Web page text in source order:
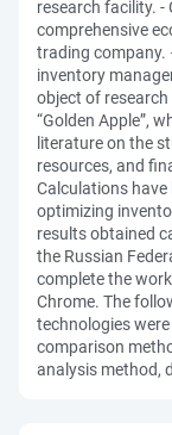
research facility. -
comprehensive
trading company.
inventory
object of
“Golden Apple”,
literature on the
resources, and
Calculations
optimizing
results obtained
the Russian
complete the
Chrome. The
technologies
comparison
analysis method,